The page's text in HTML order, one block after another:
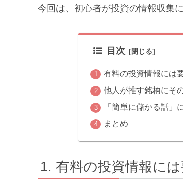
今回は、初心者が投資の情報収集
目次
有料の投資情報には
他人が推す銘柄にそ
「簡単に儲かる話」
まとめ
有料の投資情報に